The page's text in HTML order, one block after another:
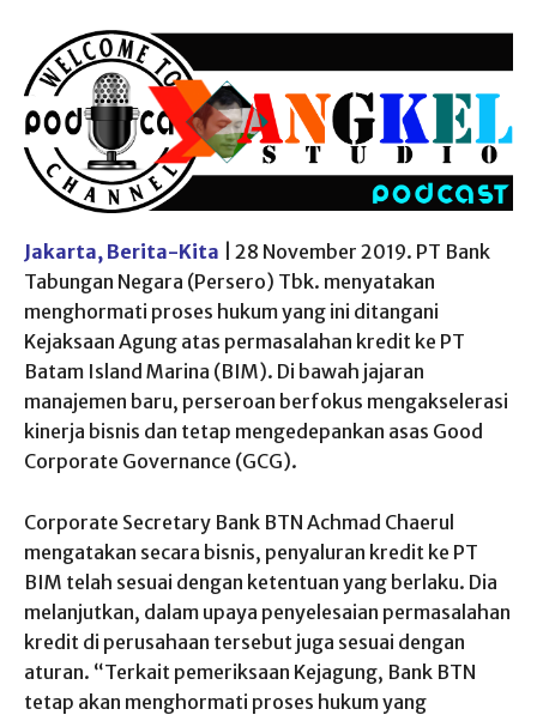
Jakarta, Berita-Kita | 28 November 2019. PT Bank
Tabungan Negara (Persero) Tbk. menyatakan
menghormati proses hukum yang ini ditangani
Kejaksaan Agung atas permasalahan kredit ke PT
Batam Island Marina (BIM). Di bawah jajaran
manajemen baru, perseroan berfokus mengakselerasi
kinerja bisnis dan tetap mengedepankan asas Good
Corporate Governance (GCG).
Corporate Secretary Bank BTN Achmad Chaerul
mengatakan secara bisnis, penyaluran kredit ke PT
BIM telah sesuai dengan ketentuan yang berlaku. Dia
melanjutkan, dalam upaya penyelesaian permasalahan
kredit di perusahaan tersebut juga sesuai dengan
aturan. “Terkait pemeriksaan Kejagung, Bank BTN
tetap akan menghormati proses hukum yang